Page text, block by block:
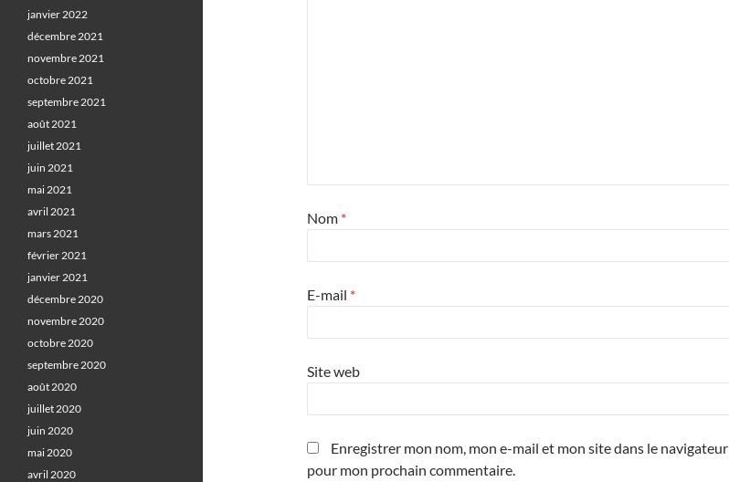
Nom *
E-mail *
Site web
Enregistrer mon nom, mon e-mail et mon site dans le navigateur
pour mon prochain commentaire.
janvier 2022
décembre 2021
novembre 2021
octobre 2021
septembre 2021
août 2021
juillet 2021
juin 2021
mai 2021
avril 2021
mars 2021
février 2021
janvier 2021
décembre 2020
novembre 2020
octobre 2020
septembre 2020
août 2020
juillet 2020
juin 2020
mai 2020
avril 2020